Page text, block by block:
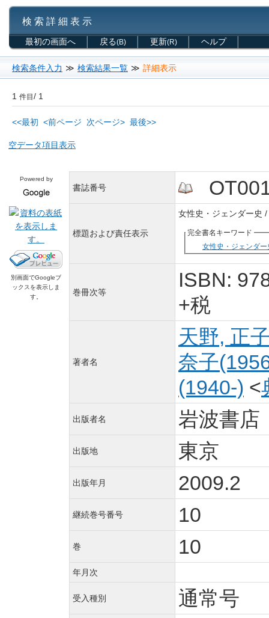
検 索 詳 細 表 示
最初の画面へ 戻る(B) 更新(R) ヘルプ
検索条件入力 ≫ 検索結果一覧 ≫ 詳細表示
1 件目/ 1
<<最初 <前ページ 次ページ> 最後>>
空データ項目表示
Powered by
別画面でGoogleブ
ックスを表示しま
す。
書誌番号
標題および責任表示
女性史・ジェンダー
完全書名キーワード
女性史・ジェンダー
巻冊次等
ISBN:
+税
著者名
天野, 正
奈子
(1940-) <
出版者名 岩波書店
出版地 東京
出版年月 2009.2
継続巻号番号 10
巻 10
年月次
受入種別 通常号